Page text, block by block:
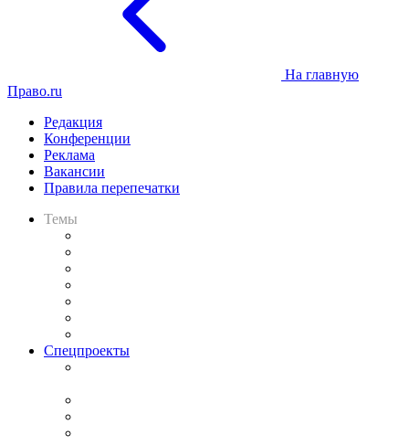
На главную
Право.ru
Редакция
Конференции
Реклама
Вакансии
Правила перепечатки
Темы
Спецпроекты